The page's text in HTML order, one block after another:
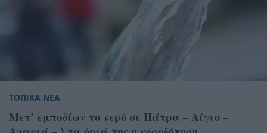
ΤΟΠΙΚΑ ΝΕΑ
Μετ’ εμποδίων το νερό σε Πάτρα – Αίγιο –